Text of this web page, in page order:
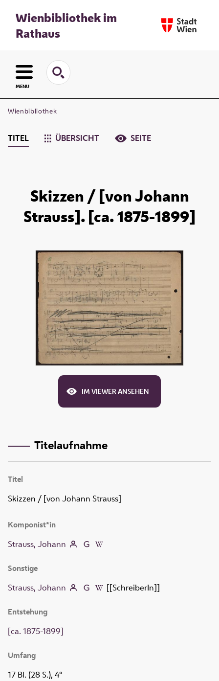
Wienbibliothek im
Rathaus
MENU
Wienbibliothek
TITEL ÜBERSICHT SEITE
Skizzen / [von Johann
Strauss]. [ca. 1875-1899]
IM VIEWER ANSEHEN
Titelaufnahme
Titel
Skizzen / [von Johann Strauss]
Komponist*in
Strauss, Johann
Sonstige
Strauss, Johann [[SchreiberIn]]
Entstehung
[ca. 1875-1899]
Umfang
17 Bl. (28 S.), 4°